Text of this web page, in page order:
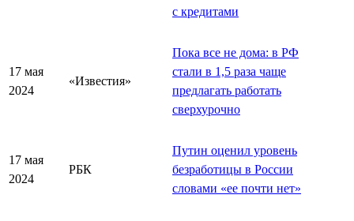
с кредитами
17 мая
2024
«Известия»
Пока все не дома: в РФ
стали в 1,5 раза чаще
предлагать работать
сверхурочно
17 мая
2024
РБК
Путин оценил уровень
безработицы в России
словами «ее почти нет»